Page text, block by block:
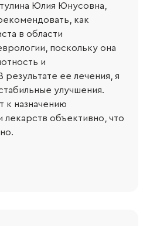
Юлия Юнусовна,
как
в области
поскольку она
и
ее лечения, я
улучшения.
к назначению
лекарств объективно, что